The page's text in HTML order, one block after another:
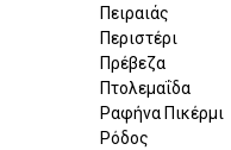
Πειραιάς
Περιστέρι
Πρέβεζα
Πτολεμαΐδα
Ραφήνα Πικέρμι
Ρόδος